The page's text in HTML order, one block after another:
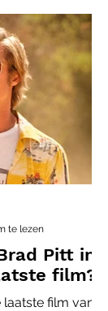
Pitt in
film?
film van
te lezen